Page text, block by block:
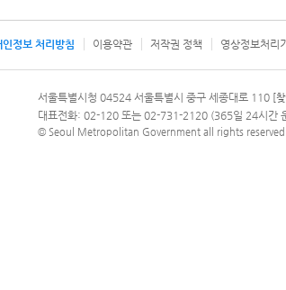
인정보 처리방침 이용약관 저작권 정책 영상정보처리
호 120, 120 다산콜재단
서울특별시청 04524 서울특별시 중구 세종대로 110 [
대표전화: 02-120 또는 02-731-2120 (365일 24시간
© Seoul Metropolitan Government all rights reserved